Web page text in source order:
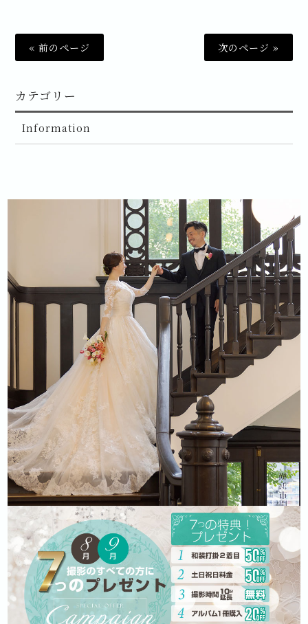
« 前のページ 次のページ »
カテゴリー
Information